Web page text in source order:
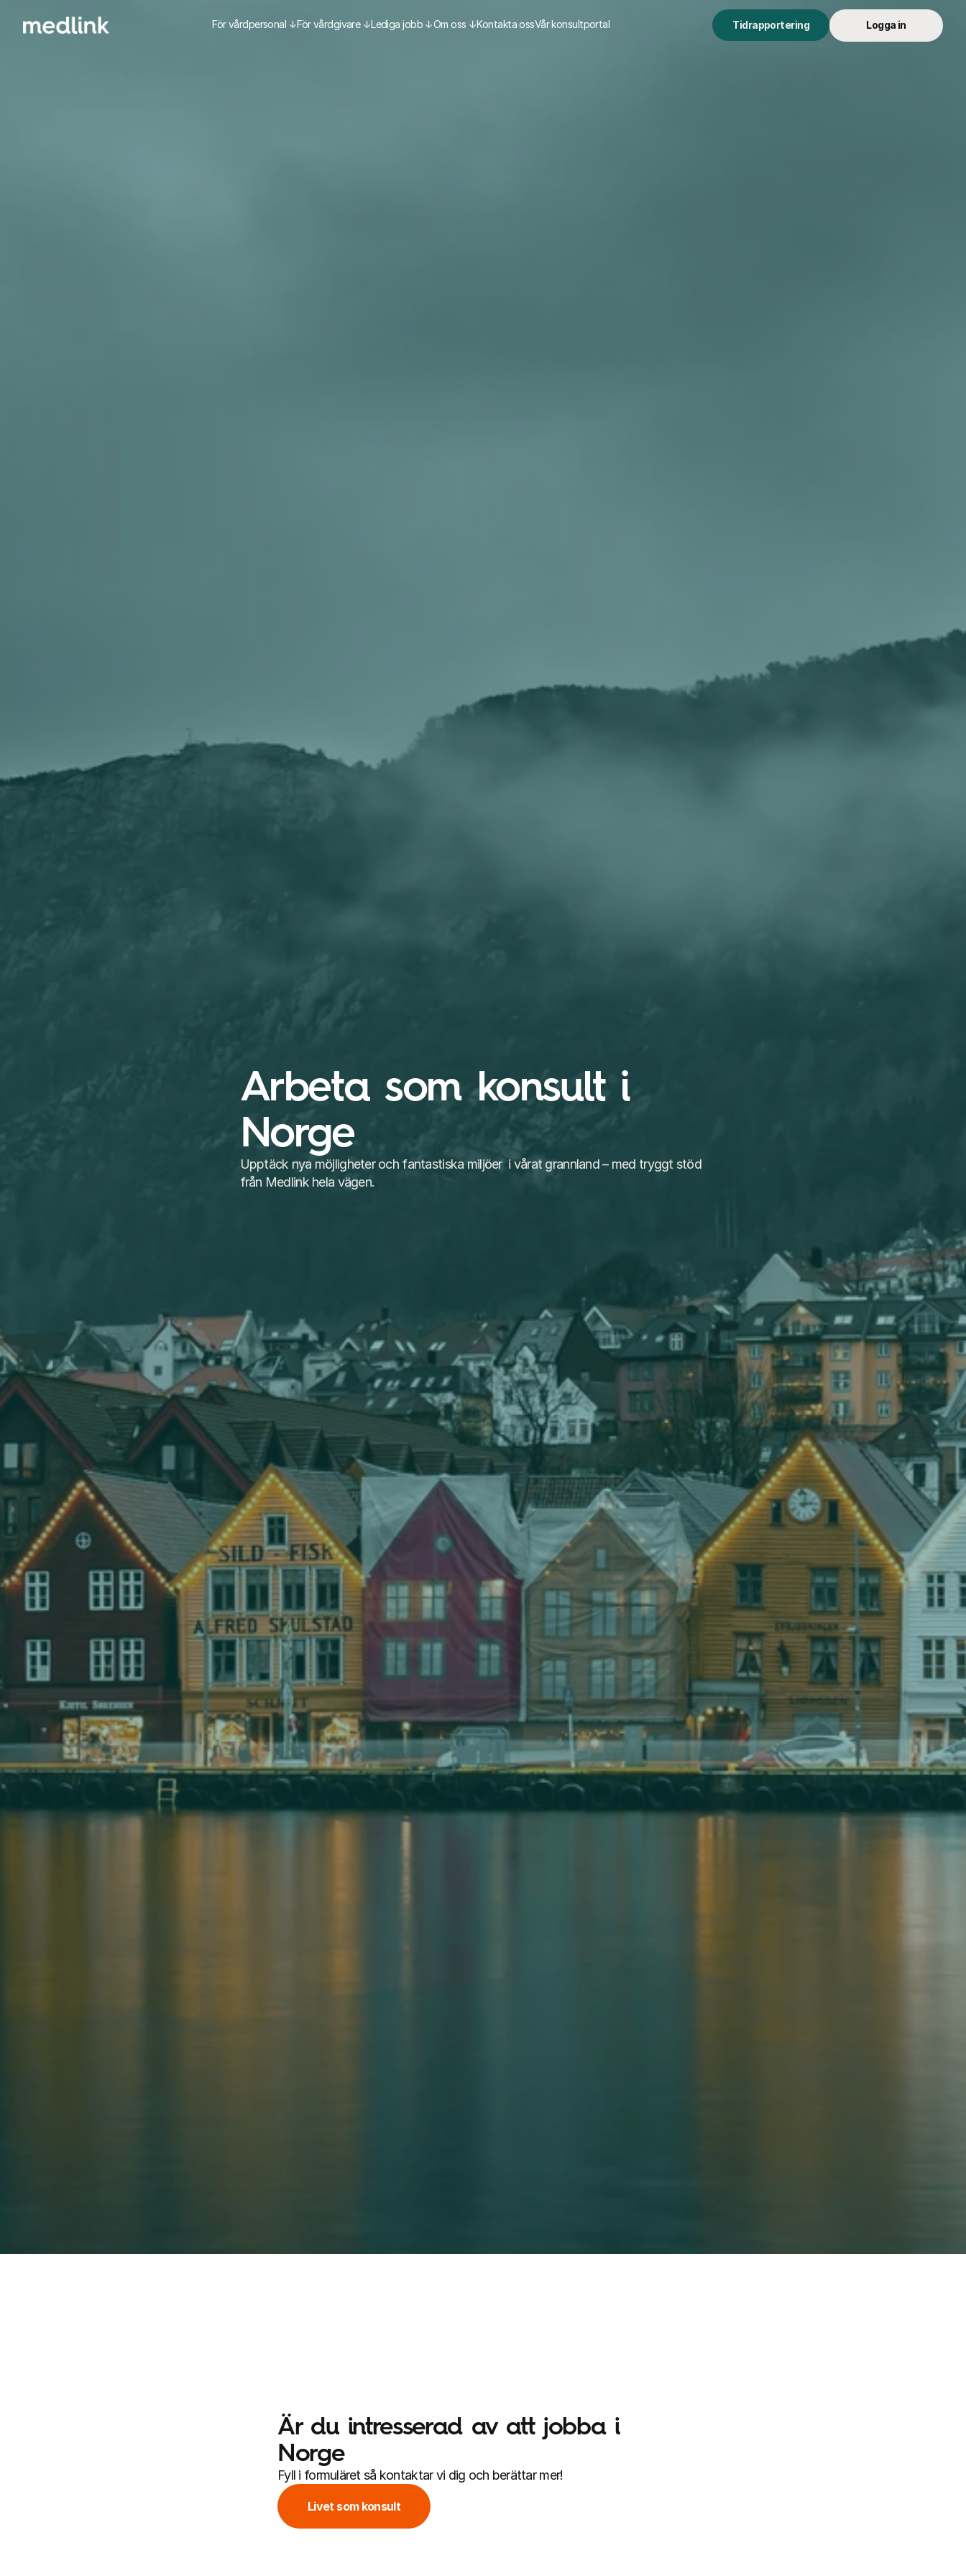
För vårdpersonal ↓För vårdgivare ↓Lediga jobb ↓Om oss ↓Kontakta ossVår konsultportal Tidrapportering Logga in
Arbeta som konsult i
Norge
Upptäck nya möjligheter och fantastiska miljöer  i vårat grannland – med tryggt stöd
från Medlink hela vägen.
Är du intresserad av att jobba i
Norge
Fyll i formuläret så kontaktar vi dig och berättar mer!
Livet som konsult